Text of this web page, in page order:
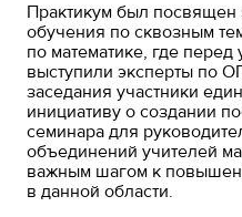
Практикум был
обучения по сквозным
по математике, где
выступили эксперты по
заседания участники
инициативу о создании
семинара для
объединений учителей
важным шагом к
в данной области.